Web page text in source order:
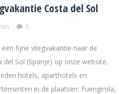
Costa del Sol
0
een fijne vliegvakantie naar de
del Sol (Spanje) op onze website.
hotels, aparthotels en
in de plaatsen: Fuengirola,